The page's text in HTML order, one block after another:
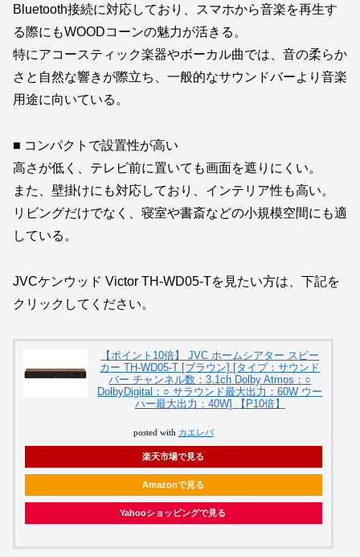
Bluetooth接続に対応しており、スマホから音楽を再生す
る際にもWOODコーンの魅力が活きる。
特にアコースティック楽器やボーカル曲では、音の柔らか
さと自然な響きが際立ち、一般的なサウンドバーより音楽
用途に向いている。
■ コンパクトで設置性が高い
高さが低く、テレビ前に置いても画面を遮りにくい。
また、壁掛けにも対応しており、インテリア性も高い。
リビングだけでなく、寝室や書斎などの小規模空間にも適
している。
JVCケンウッド Victor TH‑WD05‑Tを見たい方は、下記を
クリックしてください。
【ポイント10倍】 JVC ホームシアター スピー
カー TH-WD05-T [ブラウン] [タイプ：サウンド
バー チャンネル数：3.1ch Dolby Atmos：○
DolbyDigital：○ サラウンド最大出力：60W ウー
ハー最大出力：40W] 【P10倍】
posted with カエレバ
楽天市場で見る
Amazonで見る
Yahooショッピングで見る